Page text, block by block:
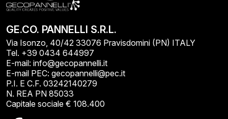
GE.CO. PANNELLI S.R.L.
Via Isonzo, 40/42 33076 Pravisdomini (PN) ITALY
Tel. +39 0434 644997
E-mail: info@gecopannelli.it
E-mail PEC: gecopannelli@pec.it
P.I. E C.F. 03242140279
N. REA PN 85033
Capitale sociale € 108.400